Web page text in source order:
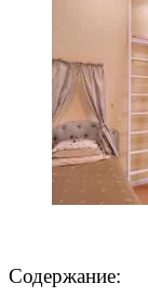
Содержание: